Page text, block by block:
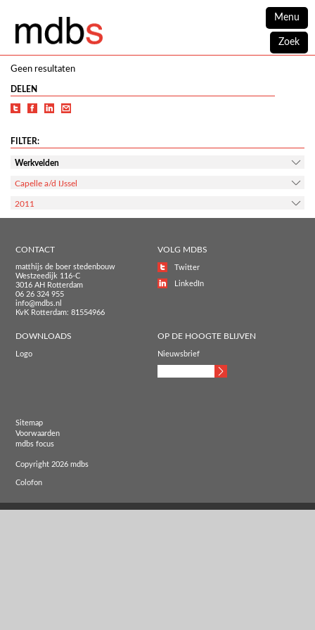
Menu
Zoek
Geen resultaten
DELEN
FILTER:
Werkvelden
Capelle a/d IJssel
2011
CONTACT
matthijs de boer stedenbouw
Westzeedijk 116-C
3016 AH Rotterdam
06 26 324 955
info@mdbs.nl
KvK Rotterdam: 81554966
VOLG MDBS
Twitter
LinkedIn
DOWNLOADS
Logo
OP DE HOOGTE BLIJVEN
Nieuwsbrief
Sitemap
Voorwaarden
mdbs focus
Copyright 2026 mdbs
Colofon